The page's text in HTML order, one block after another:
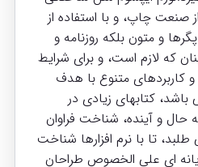
صنعت چاپ، و با استفاده از
و متون بلکه روزنامه و
که لازم است، و برای شرایط
و کاربردهای متنوع با هدف
باشد، کتابهای زیادی در
و آینده، شناخت فراوان
تا با نرم افزارها شناخت
ای علی الخصوص طراحان